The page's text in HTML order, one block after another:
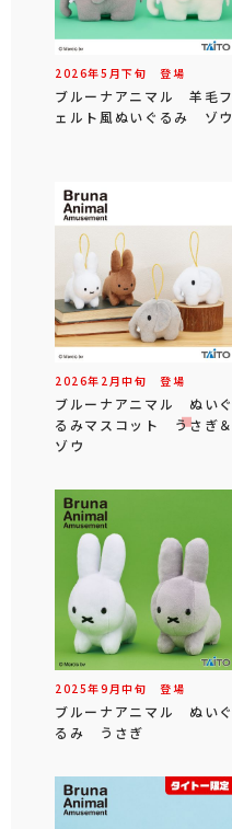
2026年5 月下旬 登場
ブルーナアニマル 羊毛フ
ェルト風ぬいぐるみ ゾウ
2026年 2 月中旬 登場
ブルーナアニマル ぬいぐ
るみマスコット うさぎ＆
ゾウ
2025年9 月中旬 登場
ブルーナアニマル ぬいぐ
るみ うさぎ